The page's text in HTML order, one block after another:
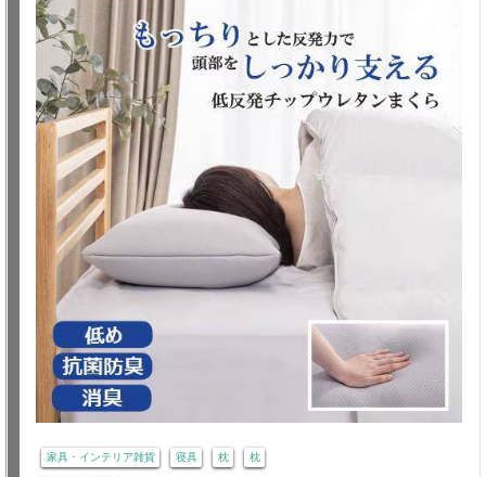
家具・インテリア雑貨 寝具 枕 枕